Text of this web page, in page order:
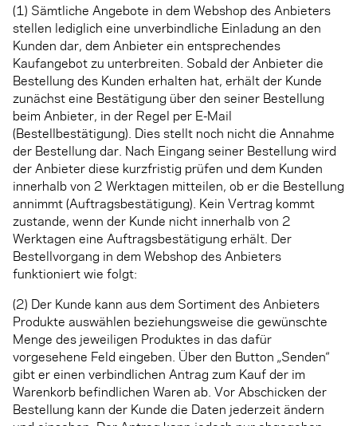
(1) Sämtliche Angebote in dem Webshop des Anbieters
stellen lediglich eine unverbindliche Einladung an den
Kunden dar, dem Anbieter ein entsprechendes
Kaufangebot zu unterbreiten. Sobald der Anbieter die
Bestellung des Kunden erhalten hat, erhält der Kunde
zunächst eine Bestätigung über den seiner Bestellung
beim Anbieter, in der Regel per E-Mail
(Bestellbestätigung). Dies stellt noch nicht die Annahme
der Bestellung dar. Nach Eingang seiner Bestellung wird
der Anbieter diese kurzfristig prüfen und dem Kunden
innerhalb von 2 Werktagen mitteilen, ob er die Bestellung
annimmt (Auftragsbestätigung). Kein Vertrag kommt
zustande, wenn der Kunde nicht innerhalb von 2
Werktagen eine Auftragsbestätigung erhält. Der
Bestellvorgang in dem Webshop des Anbieters
funktioniert wie folgt:
(2) Der Kunde kann aus dem Sortiment des Anbieters
Produkte auswählen beziehungsweise die gewünschte
Menge des jeweiligen Produktes in das dafür
vorgesehene Feld eingeben. Über den Button „Senden“
gibt er einen verbindlichen Antrag zum Kauf der im
Warenkorb befindlichen Waren ab. Vor Abschicken der
Bestellung kann der Kunde die Daten jederzeit ändern